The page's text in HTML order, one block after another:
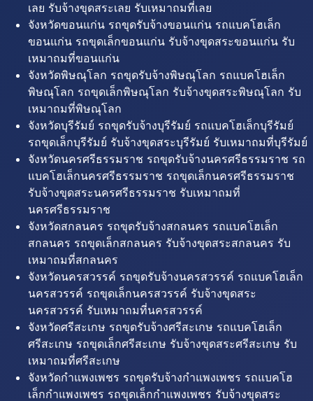
เลย รับจ้างขุดสระเลย รับเหมาถมที่เลย
จังหวัดขอนแก่น รถขุดรับจ้างขอนแก่น รถแบคโฮเล็ก
ขอนแก่น รถขุดเล็กขอนแก่น รับจ้างขุดสระขอนแก่น รับ
เหมาถมที่ขอนแก่น
จังหวัดพิษณุโลก รถขุดรับจ้างพิษณุโลก รถแบคโฮเล็ก
พิษณุโลก รถขุดเล็กพิษณุโลก รับจ้างขุดสระพิษณุโลก รับ
เหมาถมที่พิษณุโลก
จังหวัดบุรีรัมย์ รถขุดรับจ้างบุรีรัมย์ รถแบคโฮเล็กบุรีรัมย์
รถขุดเล็กบุรีรัมย์ รับจ้างขุดสระบุรีรัมย์ รับเหมาถมที่บุรีรัมย์
จังหวัดนครศรีธรรมราช รถขุดรับจ้างนครศรีธรรมราช รถ
แบคโฮเล็กนครศรีธรรมราช รถขุดเล็กนครศรีธรรมราช
รับจ้างขุดสระนครศรีธรรมราช รับเหมาถมที่
นครศรีธรรมราช
จังหวัดสกลนคร รถขุดรับจ้างสกลนคร รถแบคโฮเล็ก
สกลนคร รถขุดเล็กสกลนคร รับจ้างขุดสระสกลนคร รับ
เหมาถมที่สกลนคร
จังหวัดนครสวรรค์ รถขุดรับจ้างนครสวรรค์ รถแบคโฮเล็ก
นครสวรรค์ รถขุดเล็กนครสวรรค์ รับจ้างขุดสระ
นครสวรรค์ รับเหมาถมที่นครสวรรค์
จังหวัดศรีสะเกษ รถขุดรับจ้างศรีสะเกษ รถแบคโฮเล็ก
ศรีสะเกษ รถขุดเล็กศรีสะเกษ รับจ้างขุดสระศรีสะเกษ รับ
เหมาถมที่ศรีสะเกษ
จังหวัดกำแพงเพชร รถขุดรับจ้างกำแพงเพชร รถแบคโฮ
เล็กกำแพงเพชร รถขุดเล็กกำแพงเพชร รับจ้างขุดสระ